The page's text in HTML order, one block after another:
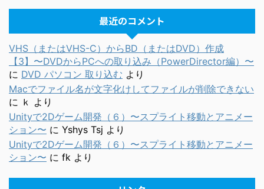
最近のコメント
VHS（またはVHS-C）からBD（またはDVD）作成
【3】〜DVDからPCへの取り込み（PowerDirector編）〜
に DVD パソコン 取り込む より
Macでファイル名が文字化けしてファイルが削除できない
に ｋ より
Unityで2Dゲーム開発（６）〜スプライト移動とアニメー
ション〜 に Yshys Tsj より
Unityで2Dゲーム開発（６）〜スプライト移動とアニメー
ション〜 に fk より